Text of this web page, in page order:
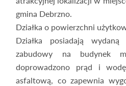
gmina Debrzno.
Działka o powierzchni
Działka posiadają
zabudowy na budynek
doprowadzono prąd i
asfaltową, co zapewnia